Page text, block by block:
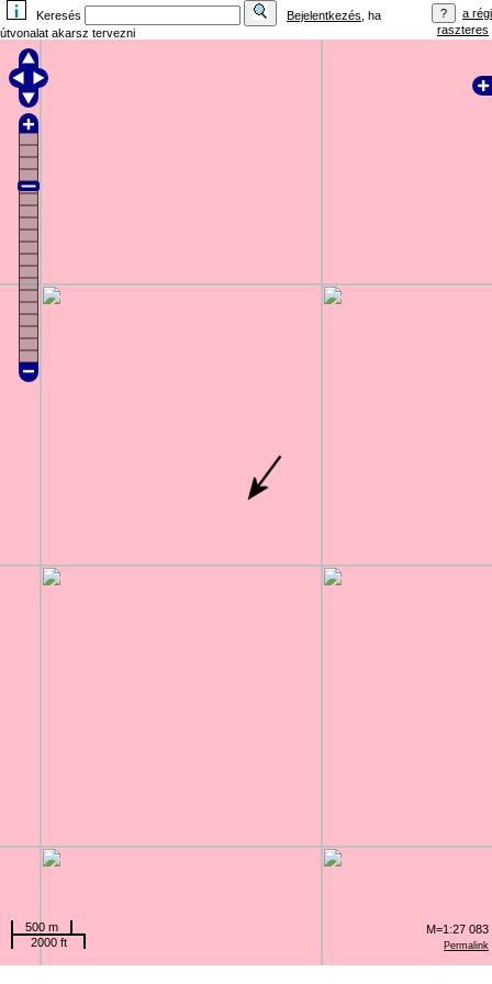
Keresés Bejelentkezés , ha
útvonalat akarsz tervezni
a régi
raszteres
Permalink
500 m
2000 ft
M=1:27 083